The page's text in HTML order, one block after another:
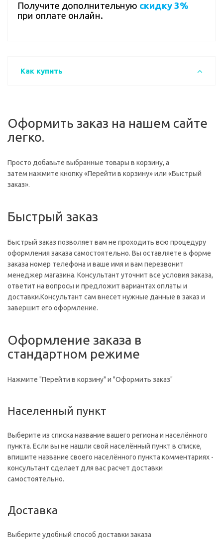
Получите дополнительную скидку 3%
при оплате онлайн.
Как купить
Оформить заказ на нашем сайте
легко.
Просто добавьте выбранные товары в корзину, а
затем нажмите кнопку «Перейти в корзину» или «Быстрый
заказ».
Быстрый заказ
Быстрый заказ позволяет вам не проходить всю процедуру
оформления заказа самостоятельно. Вы оставляете в форме
заказа номер телефона и ваше имя и вам перезвонит
менеджер магазина. Консультант уточнит все условия заказа,
ответит на вопросы и предложит вариантах оплаты и
доставки.Консультант сам внесет нужные данные в заказ и
завершит его оформление.
Оформление заказа в
стандартном режиме
Нажмите "Перейти в корзину" и "Оформить заказ"
Населенный пункт
Выберите из списка название вашего региона и населённого
пункта. Если вы не нашли свой населённый пункт в списке,
впишите название своего населённого пункта комментариях -
консультант сделает для вас расчет доставки
самостоятельно.
Доставка
Выберите удобный способ доставки заказа